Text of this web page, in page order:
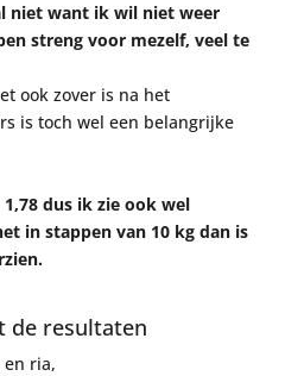
niet want ik wil niet weer
streng voor mezelf, veel te
ook zover is na het
is toch wel een belangrijke
dus ik zie ook wel
in stappen van 10 kg dan is
de resultaten
ria,